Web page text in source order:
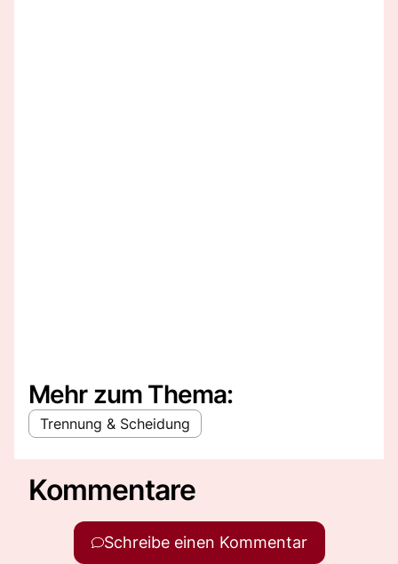
Mehr zum Thema:
Trennung & Scheidung
Kommentare
Schreibe einen Kommentar